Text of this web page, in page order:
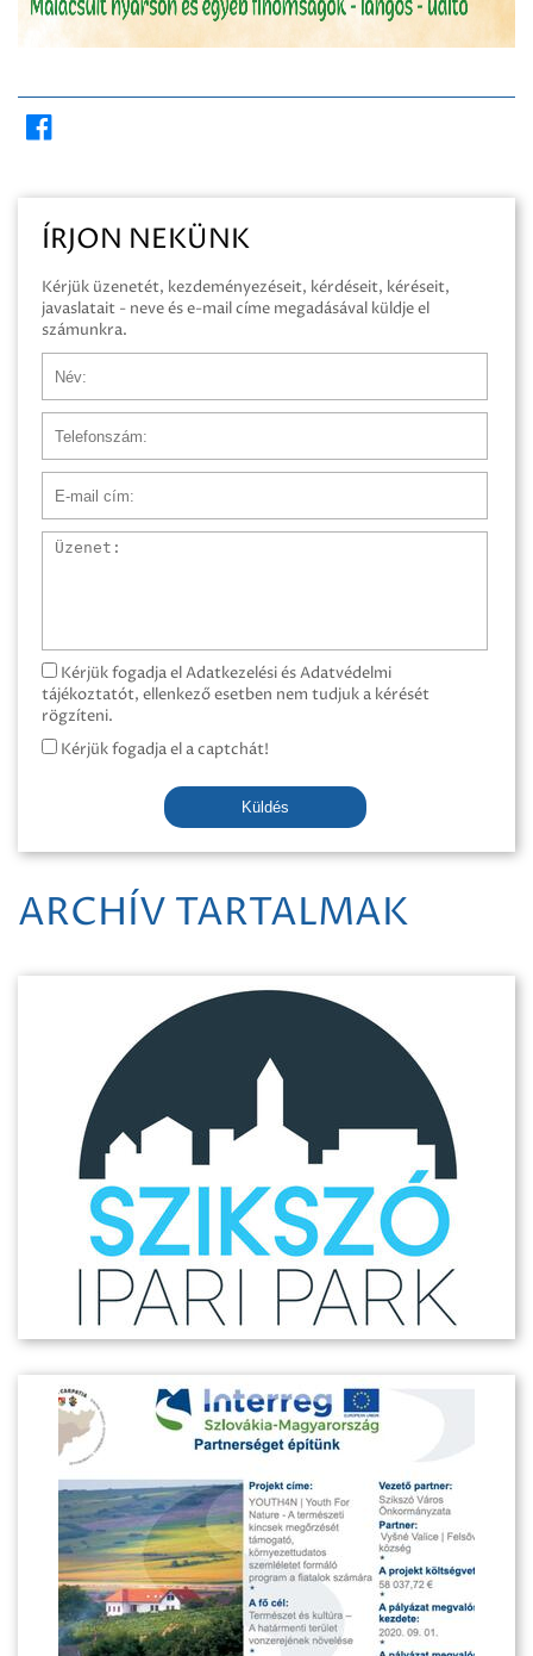
ÍRJON NEKÜNK
Kérjük üzenetét, kezdeményezéseit, kérdéseit, kéréseit,
javaslatait - neve és e-mail címe megadásával küldje el
számunkra.
Üzenet
Kérjük fogadja el Adatkezelési és Adatvédelmi
tájékoztatót, ellenkező esetben nem tudjuk a kérését
rögzíteni.
Kérjük fogadja el a captchát!
Küldés
ARCHÍV TARTALMAK